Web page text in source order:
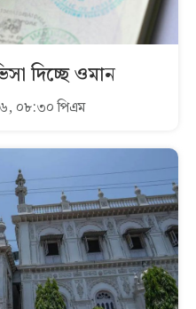
দিচ্ছে ওমান
০৮:৩০ পিএম